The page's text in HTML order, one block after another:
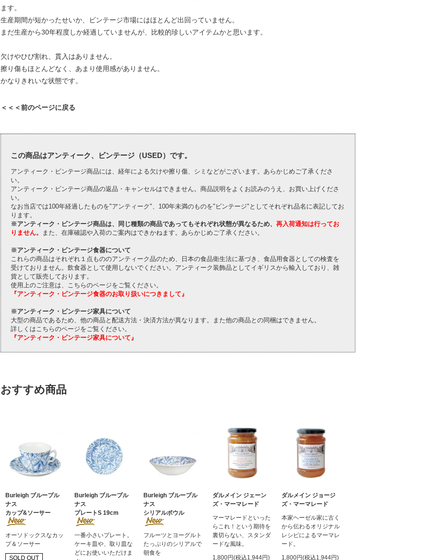
ます。
生産期間が短かったせいか、ビンテージ市場にはほとんど出回っていません。
まだ生産から30年程度しか経過していませんが、比較的珍しいアイテムかと思います。
欠けやひび割れ、貫入はありません。
擦り傷もほとんどなく、あまり使用感がありません。
かなりきれいな状態です。
＜＜＜前のページに戻る
この商品はアンティーク、ビンテージ（USED）です。
アンティーク・ビンテージ商品には、経年による欠けや擦り傷、シミなどがございます。あらかじめご了承くださ
い。
アンティーク・ビンテージ商品の返品・キャンセルはできません。商品説明をよくお読みのうえ、お買い上げくださ
い。
なお当店では100年経過したものを"アンティーク"、100年未満のものを"ビンテージ"としてそれぞれ品名に表記してお
ります。
※アンティーク・ビンテージ商品は、同じ種類の商品であってもそれぞれ状態が異なるため、 再入荷通知は行ってお
りません。
また、在庫確認や入荷のご案内はできかねます。あらかじめご了承ください。
※アンティーク・ビンテージ食器について
これらの商品はそれぞれ１点もののアンティーク品のため、日本の食品衛生法に基づき、食品用食器としての検査を
受けておりません。飲食器として使用しないでください。アンティーク装飾品としてイギリスから輸入しており、雑
貨として販売しております。
使用上のご注意は、こちらのページをご覧ください。
『アンティーク・ビンテージ食器のお取り扱いにつきまして』
※アンティーク・ビンテージ家具について
大型の商品であるため、他の商品と配送方法・決済方法が異なります。また他の商品との同梱はできません。
詳しくはこちらのページをご覧ください。
『アンティーク・ビンテージ家具について』
おすすめ商品
Burleigh ブループル
ナス
カップ&ソーサー
オーソドックスなカッ
プ＆ソーサー
SOLD OUT
Burleigh ブループル
ナス
プレートS 19cm
一番小さいプレート。
ケーキ皿や、取り皿な
どにお使いいただけま
Burleigh ブループル
ナス
シリアルボウル
フルーツとヨーグルト
たっぷりのシリアルで
朝食を
ダルメイン ジェーン
ズ・マーマレード
マーマレードといった
らこれ！という期待を
裏切らない、スタンダ
ードな風味。
1,800円(税込1,944円)
ダルメイン ジョージ
ズ・マーマレード
本家ヘーゼル家に古く
から伝わるオリジナル
レシピによるマーマレ
ード。
1,800円(税込1,944円)